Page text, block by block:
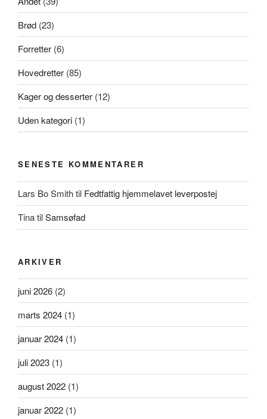
Brød (23)
Forretter (6)
Hovedretter (85)
Kager og desserter (12)
Uden kategori (1)
SENESTE KOMMENTARER
Lars Bo Smithtil Fedtfattig hjemmelavet leverpostej
TinatilSamsøfad
ARKIVER
juni 2026 (2)
marts 2024 (1)
januar 2024 (1)
juli 2023 (1)
august 2022 (1)
januar 2022 (1)